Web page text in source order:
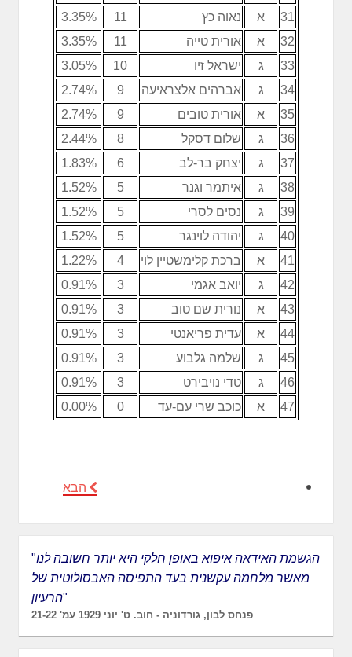
3.35%
11 נאוה כץ א
31
3.35%
11 אורית טייה א
32
3.05%
10 ישראל זיו ג
33
2.74%
9 אברהים אלצראיעה ג
34
2.74%
9 אורית טובים א
35
2.44%
8 שלום דסקל ג
36
1.83%
6 יצחק בר-לב ג
37
1.52%
5 איתמר וגנר ג
38
1.52%
5 נסים לסרי ג
39
1.52%
5 יהודה לוינגר ג
40
1.22%
4 ברכת קלימשטיין לוי א
41
0.91%
3 יואב אגמי ג
42
0.91%
3 נורית שם טוב א
43
0.91%
3 עדית פריאנטי א
44
0.91%
3 שלמה גלבוע ג
45
0.91%
3 טדי נויבירט ג
46
0.00%
0 כוכב שרי עם-עד א 47
הבא
"הגשמת האידאה איפוא באופן חלקי היא יותר חשובה לנו
מאשר מלחמה עקשנית בעד התפיסה האבסולוטית של
הרעיון"
פנחס לבון, גורדוניה - חוב. ט' יוני 1929 עמ' 21-22